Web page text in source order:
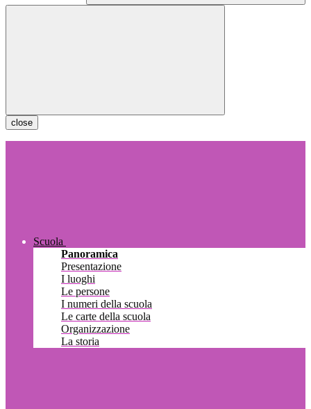
close
Scuola
Panoramica
Presentazione
I luoghi
Le persone
I numeri della scuola
Le carte della scuola
Organizzazione
La storia